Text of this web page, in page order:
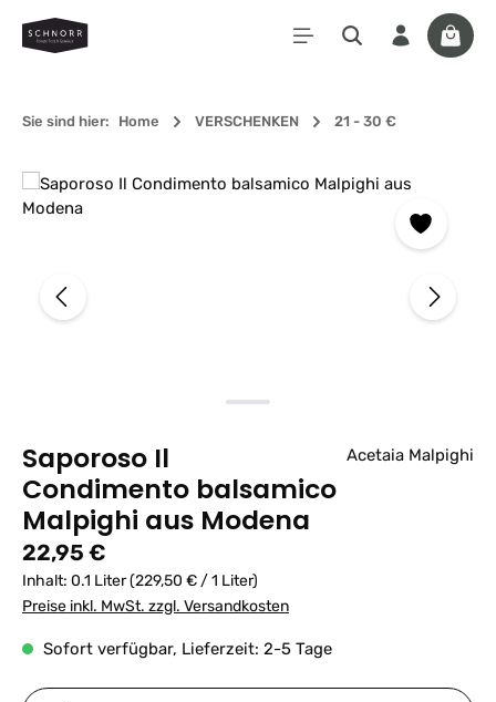
Zum Hauptinhalt springen
Sie sind hier: Home VERSCHENKEN 21 - 30 €
Bildergalerie überspringen
Saporoso Il
Condimento balsamico
Malpighi aus Modena
Acetaia Malpighi
Regulärer Preis:
22,95 €
Inhalt: 0.1 Liter(229,50 € / 1 Liter)
Preise inkl. MwSt. zzgl. Versandkosten
Sofort verfügbar, Lieferzeit: 2-5 Tage